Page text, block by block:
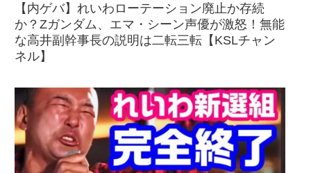
【内ゲバ】れいわローテーション廃止か存続
か？Zガンダム、エマ・シーン声優が激怒！無能
な高井副幹事長の説明は二転三転【KSLチャン
ネル】